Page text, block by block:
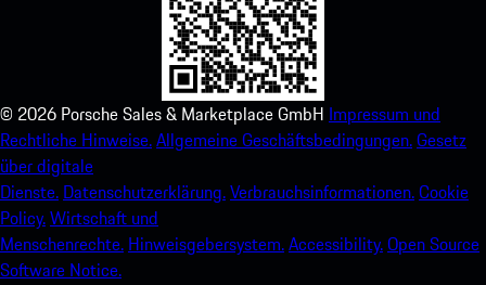
© 2026 Porsche Sales & Marketplace GmbH Impressum und
Rechtliche Hinweise.Allgemeine Geschäftsbedingungen.Gesetz
über digitale
Dienste. Datenschutzerklärung.Verbrauchsinformationen.Cookie
Policy.Wirtschaft und
Menschenrechte. Hinweisgebersystem.Accessibility.Open Source
Software Notice.